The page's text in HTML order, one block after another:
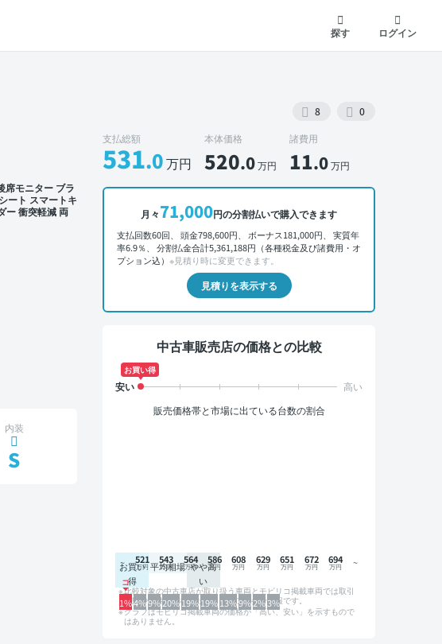
探す
ログイン
8 0
席モニター ブラ
ート スマートキ
ー 衝突軽減 両
外装 正面
支払総額
531.0万円
本体価格
520.0万円
諸費用
11.0万円
月々71,000円の分割払いで購入できます
支払回数60回、 頭金798,600円、 ボーナス181,000円、 実質年
率6.9％、 分割払金合計5,361,188円（各種税金及び諸費用・オ
プション込） ※見積り時に変更できます。
見積りを表示する
中古車販売店の価格との比較
お買い得
販売価格帯と市場に出ている台数の割合
お買い
得
平均相場 やや高
い
1%4%9%20%19%19%13%9%2%3%
521 543 564 586 608 629 651 672 694
比較対象の中古車店が取り扱う車両とモビリコ掲載車両では取引
形態や条件が異なるため、グラフは参考情報です。
グラフはモビリコ掲載車両の価格が「高い、安い」を示すもので
はありません。
内装
S